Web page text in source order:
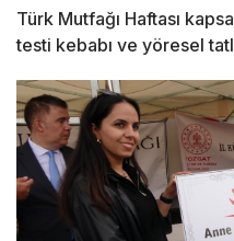
Türk Mutfağı Haftası
testi kebabı ve yöresel